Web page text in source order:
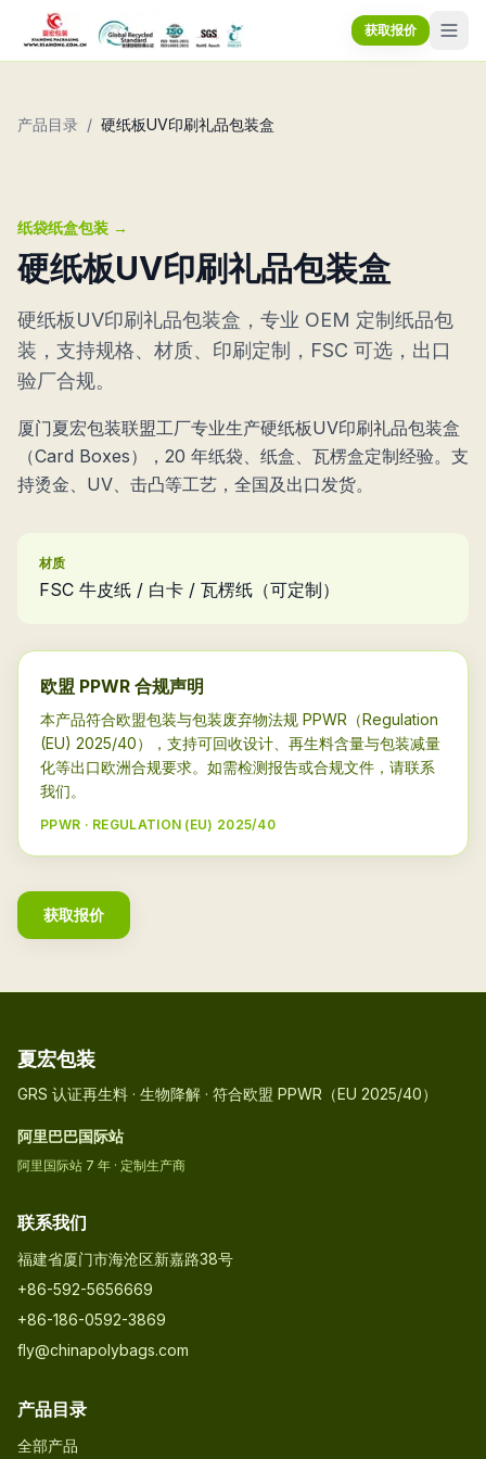
获取报价
产品目录 / 硬纸板UV印刷礼品包装盒
纸袋纸盒包装 →
硬纸板UV印刷礼品包装盒
硬纸板UV印刷礼品包装盒，专业 OEM 定制纸品包
装，支持规格、材质、印刷定制，FSC 可选，出口
验厂合规。
厦门夏宏包装联盟工厂专业生产硬纸板UV印刷礼品包装盒
（Card Boxes），20 年纸袋、纸盒、瓦楞盒定制经验。支
持烫金、UV、击凸等工艺，全国及出口发货。
材质
FSC 牛皮纸 / 白卡 / 瓦楞纸（可定制）
欧盟 PPWR 合规声明
本产品符合欧盟包装与包装废弃物法规 PPWR（Regulation
(EU) 2025/40），支持可回收设计、再生料含量与包装减量
化等出口欧洲合规要求。如需检测报告或合规文件，请联系
我们。
PPWR · REGULATION (EU) 2025/40
获取报价
夏宏包装
GRS 认证再生料 · 生物降解 · 符合欧盟 PPWR（EU 2025/40）
阿里巴巴国际站
阿里国际站 7 年 · 定制生产商
联系我们
福建省厦门市海沧区新嘉路38号
+86-592-5656669
+86-186-0592-3869
fly@chinapolybags.com
产品目录
全部产品